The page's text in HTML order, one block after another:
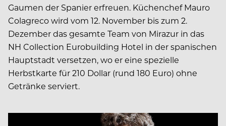
Gaumen der Spanier erfreuen. Küchenchef Mauro
Colagreco wird vom 12. November bis zum 2.
Dezember das gesamte Team von Mirazur in das
NH Collection Eurobuilding Hotel in der spanischen
Hauptstadt versetzen, wo er eine spezielle
Herbstkarte für 210 Dollar (rund 180 Euro) ohne
Getränke serviert.